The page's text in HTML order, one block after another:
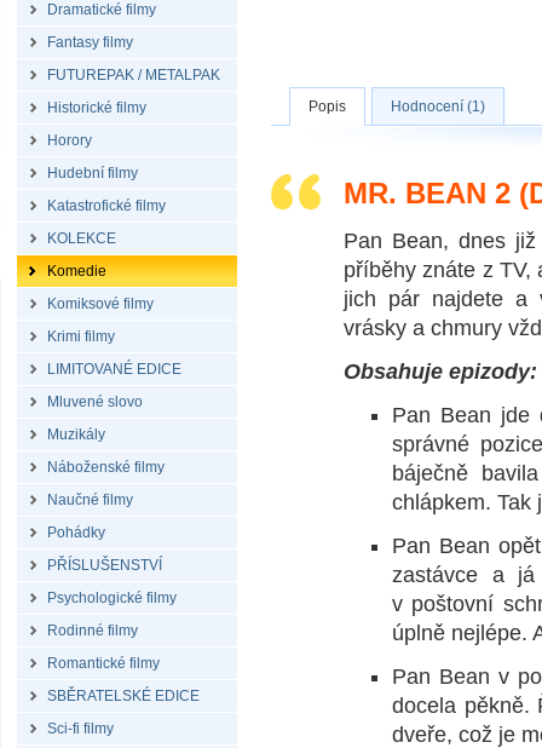
Dramatické filmy
Fantasy filmy
FUTUREPAK / METALPAK
Historické filmy
Horory
Hudební filmy
Katastrofické filmy
KOLEKCE
Komedie
Komiksové filmy
Krimi filmy
LIMITOVANÉ EDICE
Mluvené slovo
Muzikály
Náboženské filmy
Naučné filmy
Pohádky
PŘÍSLUŠENSTVÍ
Psychologické filmy
Rodinné filmy
Romantické filmy
SBĚRATELSKÉ EDICE
Sci-fi filmy
Popis Hodnocení (1)
MR. BEAN 2
Pan Bean, dnes
příběhy znáte z TV,
jich pár najdete a
vrásky a chmury
Obsahuje epizody:
Pan Bean jde
správné
báječně
chlápkem. Tak
Pan Bean
zastávce a
v poštovní
úplně nejlépe.
Pan Bean v
docela pěkně.
dveře, což je